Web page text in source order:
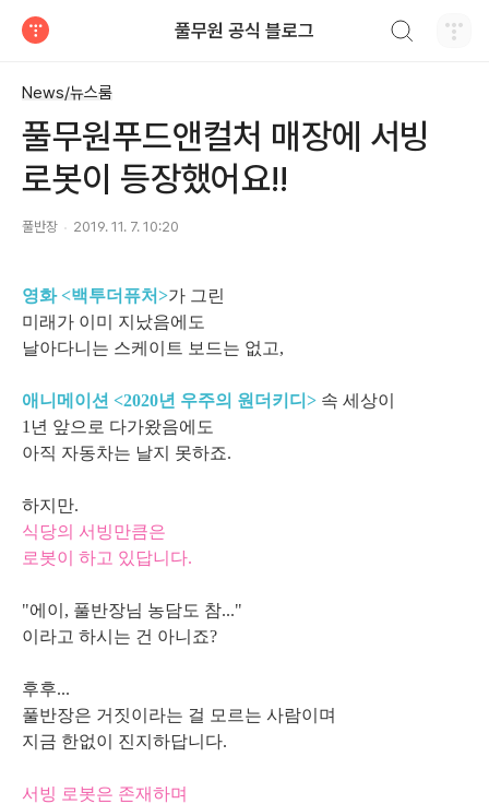
풀무원 공식 블로그
News/뉴스룸
풀무원푸드앤컬처 매장에 서빙
로봇이 등장했어요!!
풀반장 2019. 11. 7. 10:20
영화 <백투더퓨처>가 그린
미래가 이미 지났음에도
날아다니는 스케이트 보드는 없고,
애니메이션 <2020년 우주의 원더키디> 속 세상이
1년 앞으로 다가왔음에도
아직 자동차는 날지 못하죠.
하지만.
식당의 서빙만큼은
로봇이 하고 있답니다.
"에이, 풀반장님 농담도 참..."
이라고 하시는 건 아니죠?
후후...
풀반장은 거짓이라는 걸 모르는 사람이며
지금 한없이 진지하답니다.
서빙 로봇은 존재하며